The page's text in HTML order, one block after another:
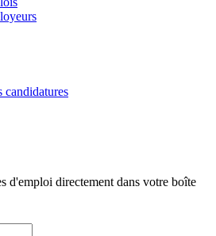
candidatures
d'emploi directement dans votre boîte